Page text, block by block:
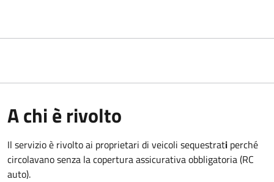
A chi è rivolto
Il servizio è rivolto ai proprietari di veicoli sequestrati perché
circolavano senza la copertura assicurativa obbligatoria (RC
auto).